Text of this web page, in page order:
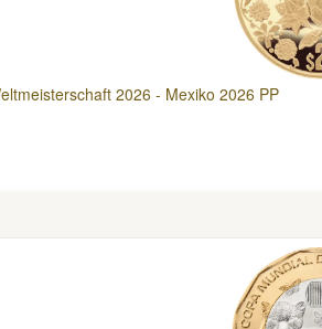
2026 - Mexiko 2026 PP